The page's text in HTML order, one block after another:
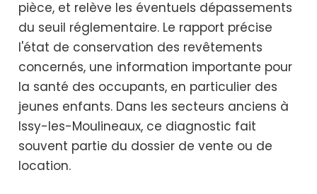
pièce, et relève les éventuels dépassements
du seuil réglementaire. Le rapport précise
l'état de conservation des revêtements
concernés, une information importante pour
la santé des occupants, en particulier des
jeunes enfants. Dans les secteurs anciens à
Issy-les-Moulineaux, ce diagnostic fait
souvent partie du dossier de vente ou de
location.